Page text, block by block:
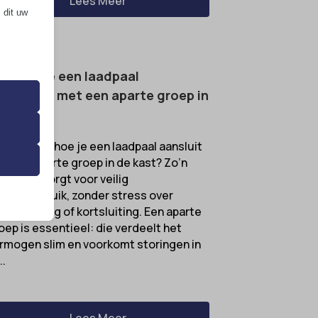
laat je een laadpaal
met een aparte groep in
kast?
je weten hoe je een laadpaal aansluit
een aparte groep in de kast? Zo’n
zorgt voor veilig
zonder stress over
of kortsluiting. Een aparte
is essentieel: die verdeelt het
slim en voorkomt storingen in
dit uw
van